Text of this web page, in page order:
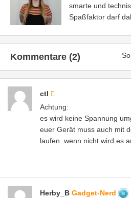
smarte und
Spaßfaktor darf
Kommentare (2)
ctl
Achtung:
es wird keine Spannung
euer Gerät muss auch mit
laufen. wenn nicht wird es
Herby_B Gadget-Nerd